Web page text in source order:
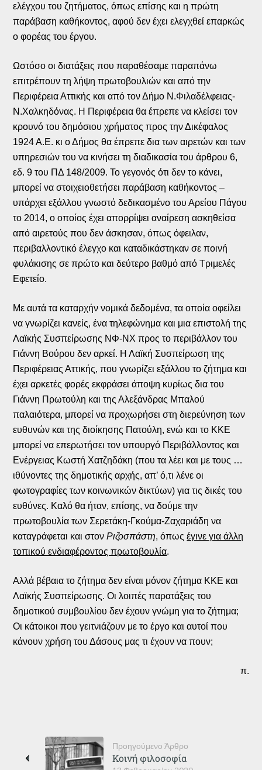
ελέγχου του ζητήματος, όπως επίσης και η πρώτη
παράβαση καθήκοντος, αφού δεν έχει ελεγχθεί επαρκώς
ο φορέας του έργου.
Ωστόσο οι διατάξεις που παραθέσαμε παραπάνω
επιτρέπουν τη λήψη πρωτοβουλιών και από την
Περιφέρεια Αττικής και από τον Δήμο Ν.Φιλαδέλφειας-
Ν.Χαλκηδόνας. Η Περιφέρεια θα έπρεπε να κλείσει τον
κρουνό του δημόσιου χρήματος προς την Δικέφαλος
1924 Α.Ε. κι ο Δήμος θα έπρεπε δια των αιρετών και των
υπηρεσιών του να κινήσει τη διαδικασία του άρθρου 6,
εδ. 9 του ΠΔ 148/2009. Το γεγονός ότι δεν το κάνει,
μπορεί να στοιχειοθετήσει παράβαση καθήκοντος –
υπάρχει εξάλλου γνωστό δεδικασμένο του Αρείου Πάγου
το 2014, ο οποίος έχει απορρίψει αναίρεση ασκηθείσα
από αιρετούς που δεν άσκησαν, όπως όφειλαν,
περιβαλλοντικό έλεγχο και καταδικάστηκαν σε ποινή
φυλάκισης σε πρώτο και δεύτερο βαθμό από Τριμελές
Εφετείο.
Με αυτά τα καταρχήν νομικά δεδομένα, τα οποία οφείλει
να γνωρίζει κανείς, ένα τηλεφώνημα και μια επιστολή της
Λαϊκής Συσπείρωσης ΝΦ-ΝΧ προς το περιβάλλον του
Γιάννη Βούρου δεν αρκεί. Η Λαϊκή Συσπείρωση της
Περιφέρειας Αττικής, που γνωρίζει εξάλλου το ζήτημα και
έχει αρκετές φορές εκφράσει άποψη κυρίως δια του
Γιάννη Πρωτούλη και της Αλεξάνδρας Μπαλού
παλαιότερα, μπορεί να προχωρήσει στη διερεύνηση των
ευθυνών και της διοίκησης Πατούλη, ενώ και το ΚΚΕ
μπορεί να επερωτήσει τον υπουργό Περιβάλλοντος και
Ενέργειας Κωστή Χατζηδάκη (που τα λέει και με τους …
ιθύνοντες της δημοτικής αρχής, απ’ ό,τι λένε οι
φωτογραφίες των κοινωνικών δικτύων) για τις δικές του
ευθύνες. Καλό θα ήταν, επίσης, να δούμε την
πρωτοβουλία των Σερετάκη-Γκούμα-Ζαχαριάδη να
καταγράφεται και στονΡιζοσπάστη, όπωςέγινε για άλλη
τοπικού ενδιαφέροντος πρωτοβουλία.
Αλλά βέβαια το ζήτημα δεν είναι μόνον ζήτημα ΚΚΕ και
Λαϊκής Συσπείρωσης. Οι λοιπές παρατάξεις του
δημοτικού συμβουλίου δεν έχουν γνώμη για το ζήτημα;
Οι κάτοικοι που γειτνιάζουν με το έργο και αυτοί που
κάνουν χρήση του Δάσους μας τι έχουν να πουν;
π.
Προηγούμενο Άρθρο
Κοινή φιλοσοφία